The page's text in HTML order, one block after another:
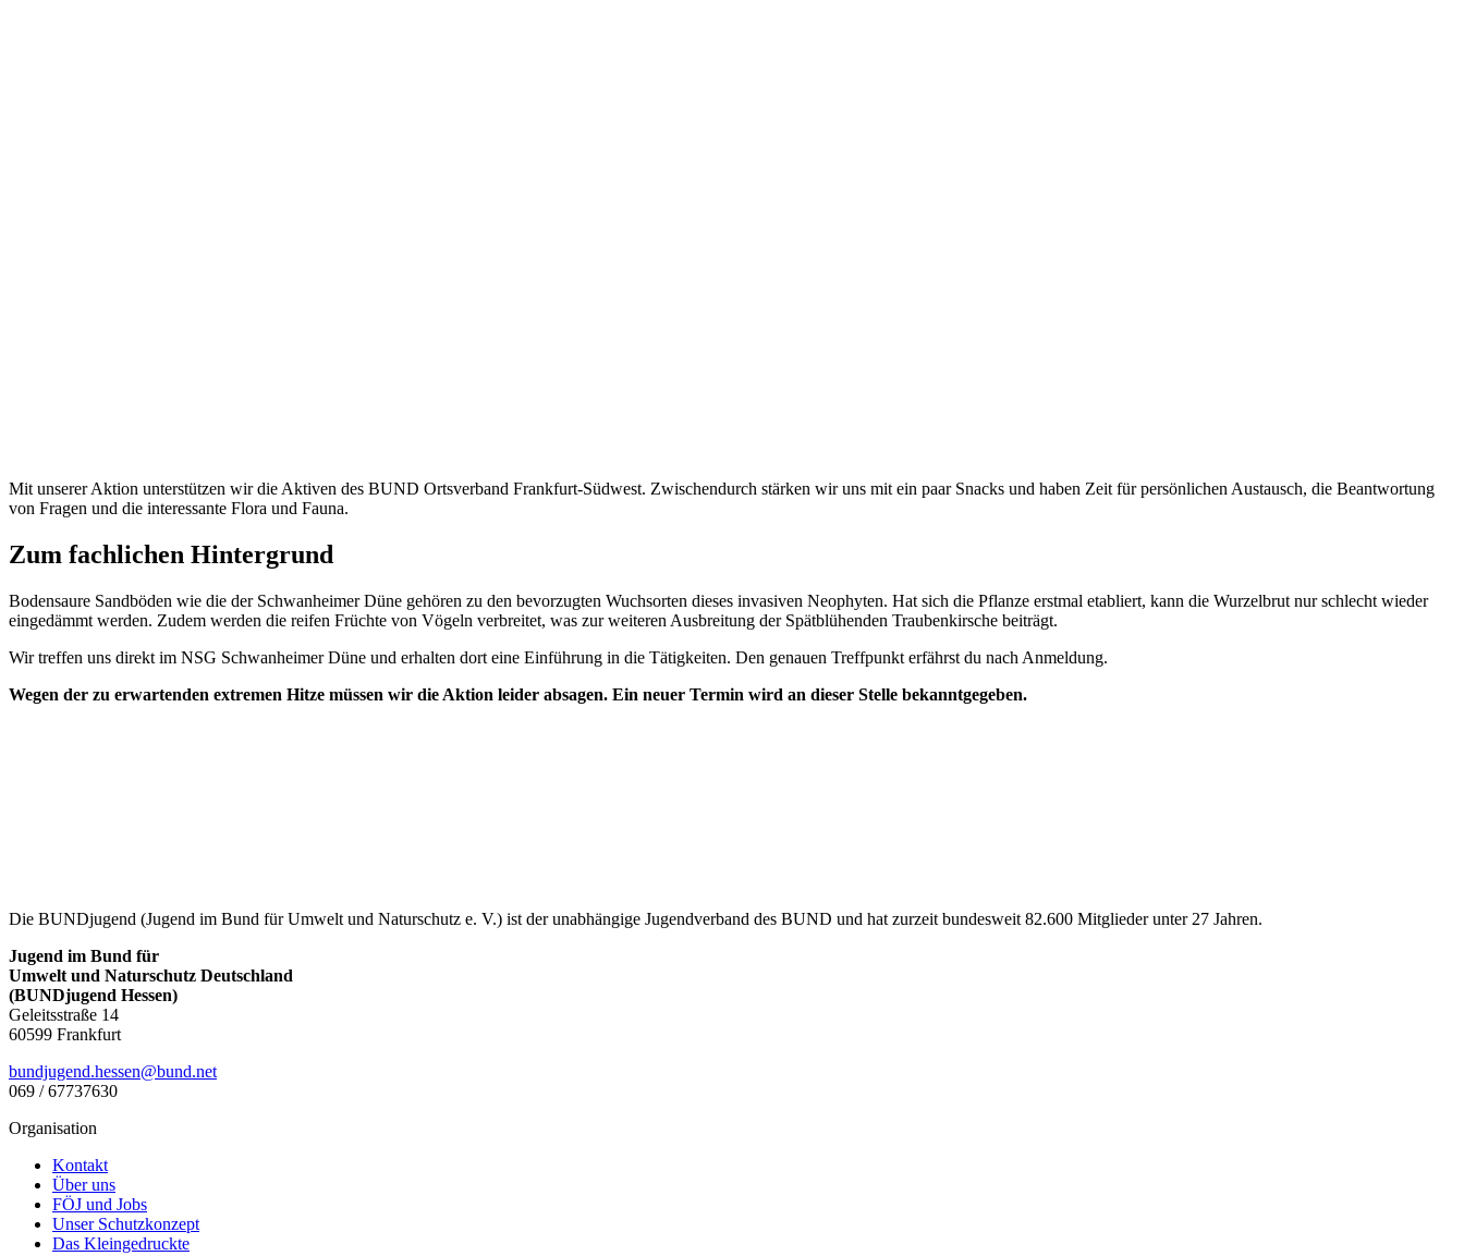
Mit unserer Aktion unterstützen wir die Aktiven des BUND Ortsverband Frankfurt-Südwest. Zwischendurch stärken wir uns mit ein paar Snacks und haben Zeit für persönlichen Austausch, die Beantwortung
von Fragen und die interessante Flora und Fauna.
Zum fachlichen Hintergrund
Bodensaure Sandböden wie die der Schwanheimer Düne gehören zu den bevorzugten Wuchsorten dieses invasiven Neophyten. Hat sich die Pflanze erstmal etabliert, kann die Wurzelbrut nur schlecht wieder
eingedämmt werden. Zudem werden die reifen Früchte von Vögeln verbreitet, was zur weiteren Ausbreitung der Spätblühenden Traubenkirsche beiträgt.
Wir treffen uns direkt im NSG Schwanheimer Düne und erhalten dort eine Einführung in die Tätigkeiten. Den genauen Treffpunkt erfährst du nach Anmeldung.
Wegen der zu erwartenden extremen Hitze müssen wir die Aktion leider absagen. Ein neuer Termin wird an dieser Stelle bekanntgegeben.
Die BUNDjugend (Jugend im Bund für Umwelt und Naturschutz e. V.) ist der unabhängige Jugendverband des BUND und hat zurzeit bundesweit 82.600 Mitglieder unter 27 Jahren.
Jugend im Bund für
Umwelt und Naturschutz Deutschland
(BUNDjugend Hessen)
Geleitsstraße 14
60599 Frankfurt
bundjugend.hessen@bund.net
069 / 67737630
Organisation
Kontakt
Über uns
FÖJ und Jobs
Unser Schutzkonzept
Das Kleingedruckte